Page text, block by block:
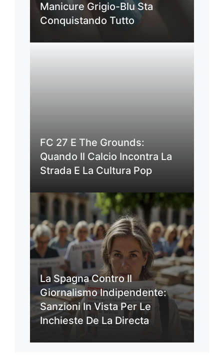
Manicure Grigio-Blu Sta
Conquistando Tutto
FC 27 E The Grounds:
Quando Il Calcio Incontra La
Strada E La Cultura Pop
La Spagna Contro Il
Giornalismo Indipendente:
Sanzioni In Vista Per Le
Inchieste De La Directa